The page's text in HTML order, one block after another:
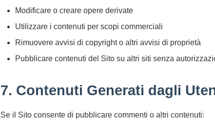
Modificare o creare opere derivate
Utilizzare i contenuti per scopi commerciali
Rimuovere avvisi di copyright o altri avvisi di proprietà
Pubblicare contenuti del Sito su altri siti senza
7. Contenuti Generati dagli
Se il Sito consente di pubblicare commenti o altri contenuti: